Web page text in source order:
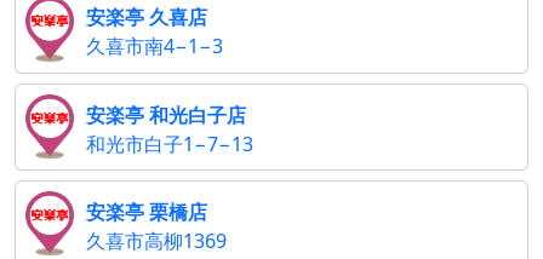
安楽亭 久喜店
久喜市南4−1−3
安楽亭 和光白子店
和光市白子1−7−13
安楽亭 栗橋店
久喜市高柳1369